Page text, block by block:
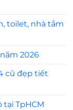
toilet, nhà tắm
2026
cũ đẹp tiết
TpHCM